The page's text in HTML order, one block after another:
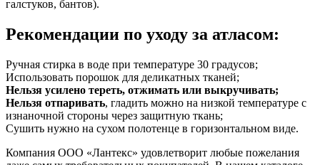
галстуков, бантов).
Рекомендации по уходу за атласом:
Ручная стирка в воде при температуре 30 градусов;
Использовать порошок для деликатных тканей;
Нельзя усилено тереть, отжимать или выкручивать;
Нельзя отпаривать, гладить можно на низкой температуре с
изнаночной стороны через защитную ткань;
Сушить нужно на сухом полотенце в горизонтальном виде.
Компания ООО «Лантекс» удовлетворит любые пожелания